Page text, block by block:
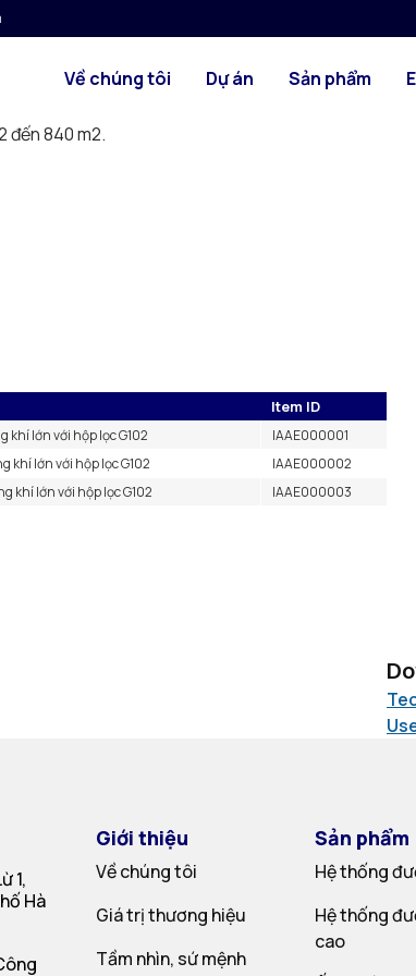
Về chúng tôi Dự án Sản phẩm
lực CQFG
nhiệm vụ lọc lớn hơn. Thích hợp để lọc khói
bụi kim loại, đá, nhựa v.v. hoặc từ việc xử lý
khí: Lên đến 45000 m3/h. Độ chân không:
đến 840 m2.
Item ID
khí lớn với hộp lọc G102
IAAE000001
khí lớn với hộp lọc G102
IAAE000002
khí lớn với hộp lọc G102
IAAE000003
1,
Hà
Giới thiệu
Về chúng tôi
Giá trị thương hiệu
Tầm nhìn, sứ mệnh
Sản phẩm
Hệ thống
Hệ thống
cao